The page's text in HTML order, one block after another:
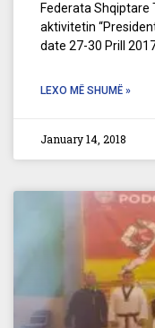
Federata Shqiptare
aktivitetin
date 27-30 Prill
LEXO MË SHUMË »
January 14, 2018